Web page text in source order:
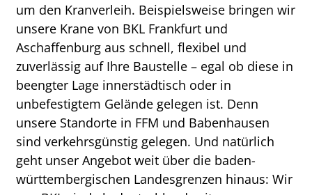
um den Kranverleih. Beispielsweise bringen wir
unsere Krane von BKL Frankfurt und
Aschaffenburg aus schnell, flexibel und
zuverlässig auf Ihre Baustelle – egal ob diese in
beengter Lage innerstädtisch oder in
unbefestigtem Gelände gelegen ist. Denn
unsere Standorte in FFM und Babenhausen
sind verkehrsgünstig gelegen. Und natürlich
geht unser Angebot weit über die baden-
württembergischen Landesgrenzen hinaus: Wir